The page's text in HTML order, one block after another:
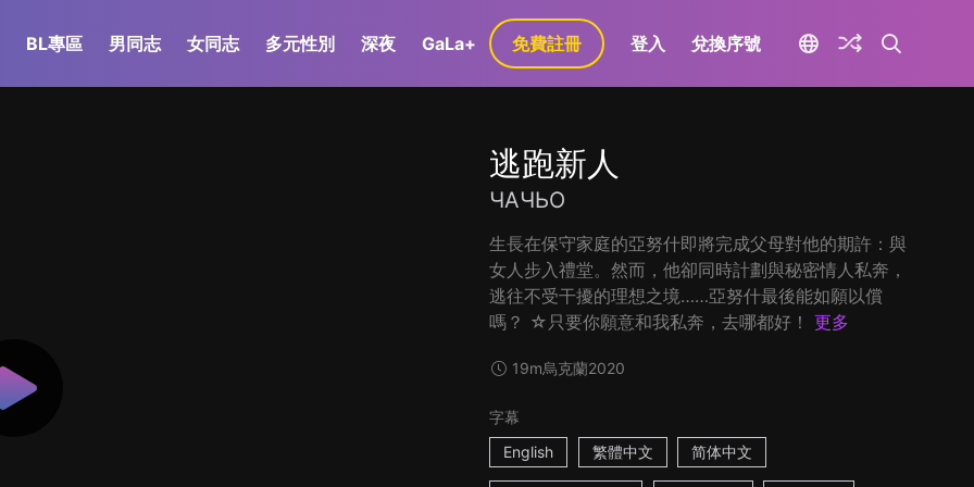
BL專區 男同志 女同志 多元性別 深夜 GaLa+ 免費註冊 登入 兌換序號
逃跑新人
ЧАЧЬО
生長在保守家庭的亞努什即將完成父母對他的期許：與
女人步入禮堂。然而，他卻同時計劃與秘密情人私奔，
逃往不受干擾的理想之境……亞努什最後能如願以償
嗎？ ☆只要你願意和我私奔，去哪都好！ 更多
19m烏克蘭2020
字幕
English
繁體中文 简体中文